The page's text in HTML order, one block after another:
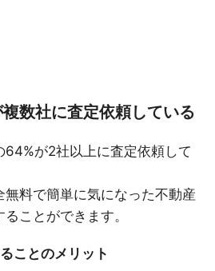
数社に査定依頼している
が2社以上に査定依頼して
料で簡単に気になった不動産
ことができます。
ことのメリット